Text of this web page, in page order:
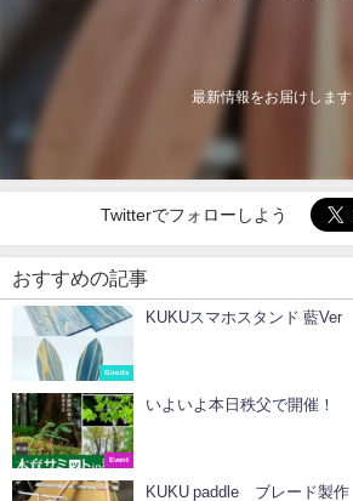
最新情報をお届けします
Twitterでフォローしよう
おすすめの記事
Goods
KUKUスマホスタンド 藍Ver
Event
いよいよ本日秩父で開催！
KUKU paddle ブレード製作